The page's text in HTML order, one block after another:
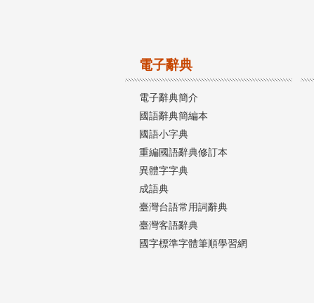
電子辭典
電子辭典簡介
國語辭典簡編本
國語小字典
重編國語辭典修訂本
異體字字典
成語典
臺灣台語常用詞辭典
臺灣客語辭典
國字標準字體筆順學習網